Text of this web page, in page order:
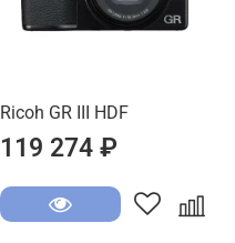
Ricoh GR III HDF
119 274 ₽